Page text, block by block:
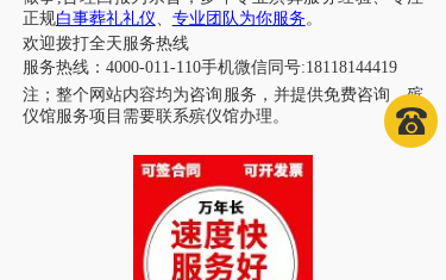
正规白事葬礼礼仪、 专业团队为你服务。
欢迎拨打全天服务热线
服务热线： 4000-011-110手机微信同号:18118144419
注； 整个网站内容均为咨询服务，并提供免费咨询，殡
仪馆服务项目需要联系殡仪馆办理。